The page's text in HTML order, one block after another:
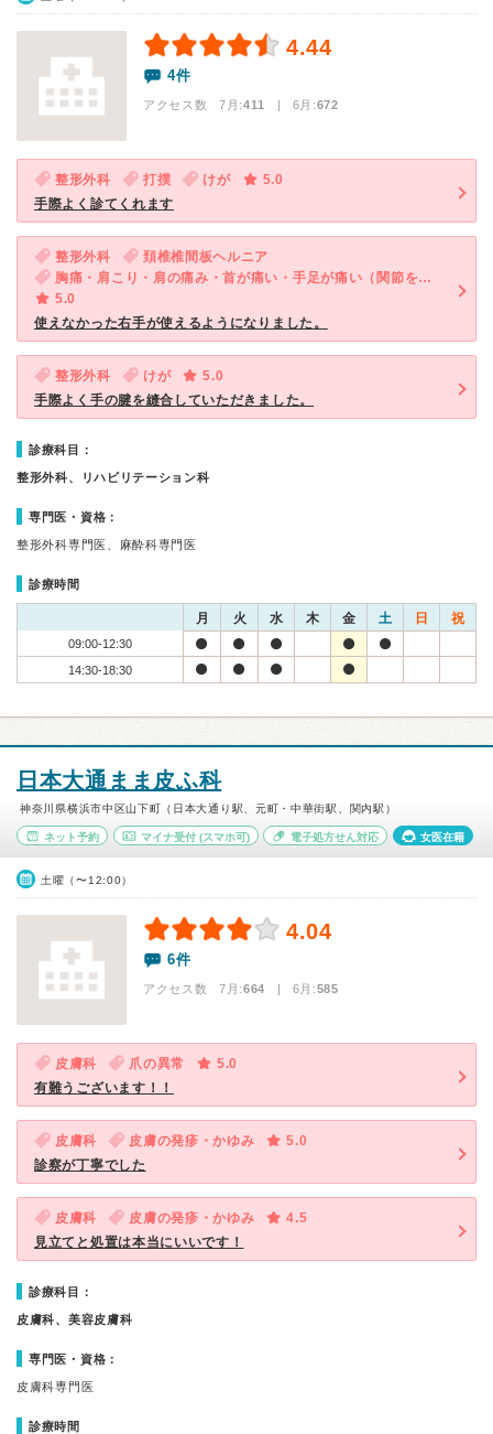
4.44
4件
アクセス数 7月:411 | 6月:672
整形外科 打撲 けが
5.0
手際よく診てくれます
整形外科
頚椎椎間板ヘルニア
胸痛・肩こり・肩の痛み・首が痛い・手足が痛い（関節を除く）・手足がしびれる
5.0
使えなかった右手が使えるようになりました。
整形外科 けが
5.0
手際よく手の腱を縫合していただきました。
診療科目：
整形外科、リハビリテーション科
専門医・資格：
整形外科専門医、麻酔科専門医
診療時間
月 火 水 木 金 土 日 祝
09:00-12:30
14:30-18:30
日本大通まま皮ふ科
神奈川県横浜市中区山下町（日本大通り駅、元町・中華街駅、関内駅）
ネット予約 マイナ受付(スマホ可) 電子処方せん対応 女医在籍
土曜（〜12:00）
4.04
6件
アクセス数 7月:664 | 6月:585
皮膚科 爪の異常
5.0
有難うございます！！
皮膚科 皮膚の発疹・かゆみ
5.0
診察が丁寧でした
皮膚科 皮膚の発疹・かゆみ
4.5
見立てと処置は本当にいいです！
診療科目：
皮膚科、美容皮膚科
専門医・資格：
皮膚科専門医
診療時間